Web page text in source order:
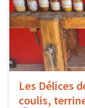
Les Délices
coulis,